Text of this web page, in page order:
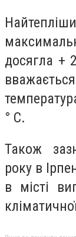
досягла +
° С.
Також
року в
в місті